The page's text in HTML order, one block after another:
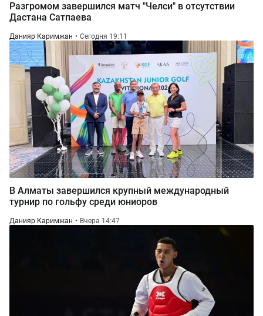
Разгромом завершился матч "Челси" в отсутствии
Дастана Сатпаева
Данияр Каримжан Сегодня 19:11
В Алматы завершился крупный международный
турнир по гольфу среди юниоров
Данияр Каримжан Вчера 14:47